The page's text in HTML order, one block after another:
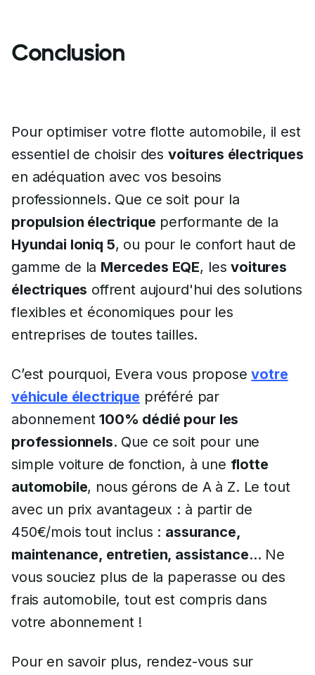
Conclusion
Pour optimiser votre flotte automobile, il est
essentiel de choisir des voitures électriques
en adéquation avec vos besoins
professionnels. Que ce soit pour la
propulsion électrique performante de la
Hyundai Ioniq 5, ou pour le confort haut de
gamme de la Mercedes EQE, lesvoitures
électriques offrent aujourd'hui des solutions
flexibles et économiques pour les
entreprises de toutes tailles.
C’est pourquoi, Evera vous proposevotre
véhicule électrique préféré par
abonnement100% dédié pour les
professionnels. Que ce soit pour une
simple voiture de fonction, à une flotte
automobile, nous gérons de A à Z. Le tout
avec un prix avantageux : à partir de
450€/mois tout inclus : assurance,
maintenance, entretien, assistance… Ne
vous souciez plus de la paperasse ou des
frais automobile, tout est compris dans
votre abonnement !
Pour en savoir plus, rendez-vous sur